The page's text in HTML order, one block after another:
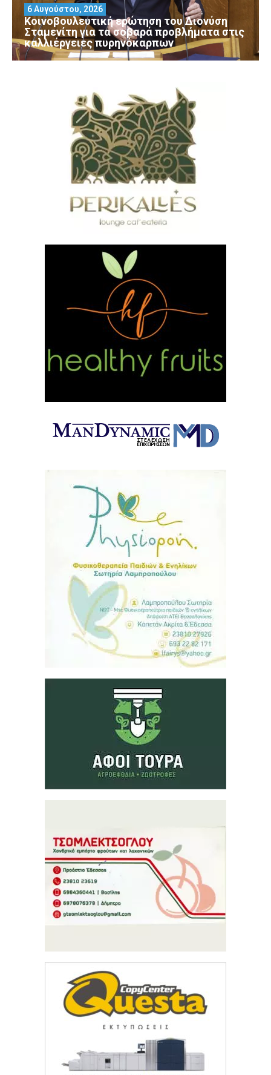
Κοινοβουλευτική ερώτηση του Διονύση
Σταμενίτη για τα σοβαρά προβλήματα στις
καλλιέργειες πυρηνόκαρπων
6 Αυγούστου, 2026